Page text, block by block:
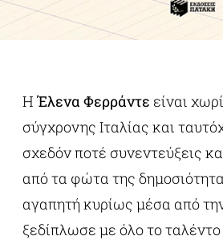
Η Έλενα Φερράντε είναι
σύγχρονης Ιταλίας και
σχεδόν ποτέ συνεντεύξεις
από τα φώτα της
αγαπητή κυρίως μέσα από
ξεδίπλωσε με όλο το